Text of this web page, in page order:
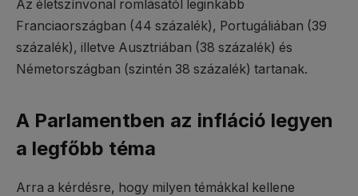
Az életszínvonal romlásától leginkább
Franciaországban (44 százalék), Portugáliában (39
százalék), illetve Ausztriában (38 százalék) és
Németországban (szintén 38 százalék) tartanak.
A Parlamentben az infláció legyen
a legfőbb téma
Arra a kérdésre, hogy milyen témákkal kellene